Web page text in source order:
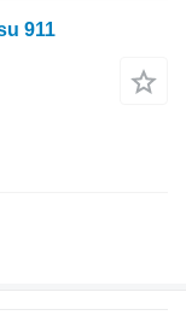
911